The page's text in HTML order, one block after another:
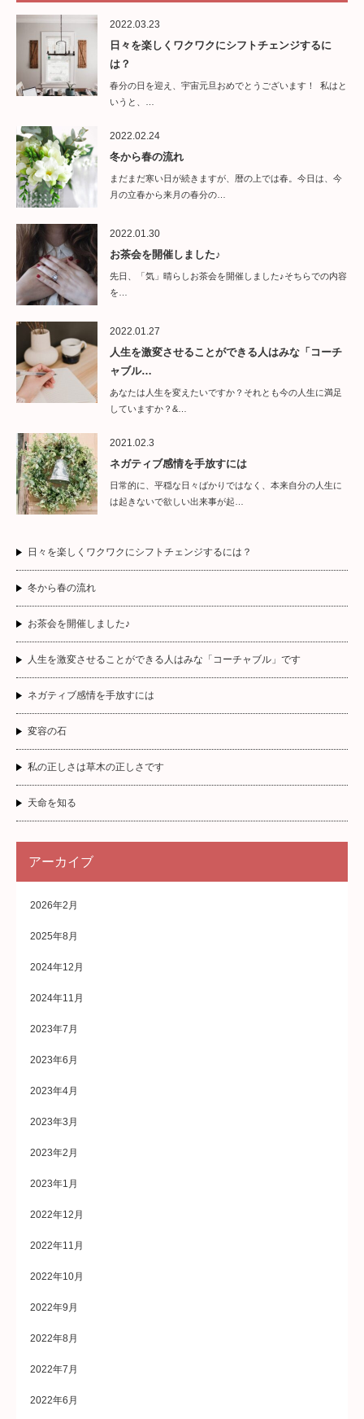
2022.03.23
日々を楽しくワクワクにシフトチェンジするに
は？
春分の日を迎え、宇宙元旦おめでとうございます！ 私はと
いうと、…
2022.02.24
冬から春の流れ
まだまだ寒い日が続きますが、暦の上では春。今日は、今
月の立春から来月の春分の…
2022.01.30
お茶会を開催しました♪
先日、「気」晴らしお茶会を開催しました♪そちらでの内容
を…
2022.01.27
人生を激変させることができる人はみな「コーチ
ャブル…
あなたは人生を変えたいですか？それとも今の人生に満足
していますか？&…
2021.02.3
ネガティブ感情を手放すには
日常的に、平穏な日々ばかりではなく、本来自分の人生に
は起きないで欲しい出来事が起…
日々を楽しくワクワクにシフトチェンジするには？
冬から春の流れ
お茶会を開催しました♪
人生を激変させることができる人はみな「コーチャブル」です
ネガティブ感情を手放すには
変容の石
私の正しさは草木の正しさです
天命を知る
アーカイブ
2026年2月
2025年8月
2024年12月
2024年11月
2023年7月
2023年6月
2023年4月
2023年3月
2023年2月
2023年1月
2022年12月
2022年11月
2022年10月
2022年9月
2022年8月
2022年7月
2022年6月